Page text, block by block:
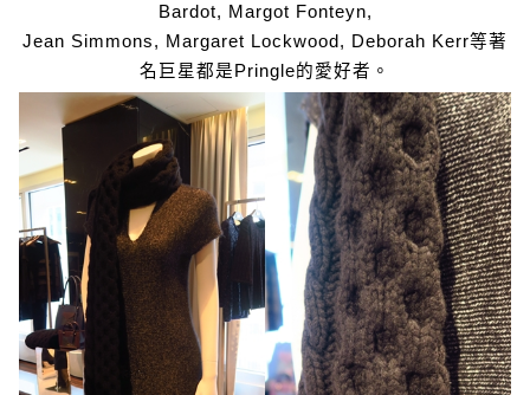
Bardot, Margot Fonteyn,
Jean Simmons, Margaret Lockwood, Deborah Kerr等著
名巨星都是Pringle的愛好者。